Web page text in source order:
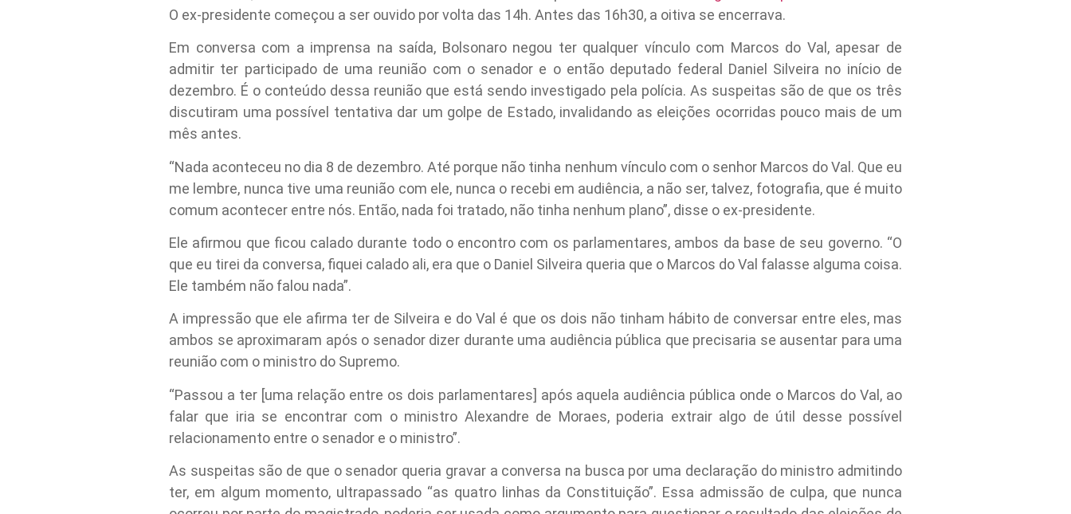
O ex-presidente começou a ser ouvido por volta das 14h. Antes das 16h30, a oitiva se encerrava.
Em conversa com a imprensa na saída, Bolsonaro negou ter qualquer vínculo com Marcos do Val, apesar de
admitir ter participado de uma reunião com o senador e o então deputado federal Daniel Silveira no início de
dezembro. É o conteúdo dessa reunião que está sendo investigado pela polícia. As suspeitas são de que os três
discutiram uma possível tentativa dar um golpe de Estado, invalidando as eleições ocorridas pouco mais de um
mês antes.
“Nada aconteceu no dia 8 de dezembro. Até porque não tinha nenhum vínculo com o senhor Marcos do Val. Que eu
me lembre, nunca tive uma reunião com ele, nunca o recebi em audiência, a não ser, talvez, fotografia, que é muito
comum acontecer entre nós. Então, nada foi tratado, não tinha nenhum plano”, disse o ex-presidente.
Ele afirmou que ficou calado durante todo o encontro com os parlamentares, ambos da base de seu governo. “O
que eu tirei da conversa, fiquei calado ali, era que o Daniel Silveira queria que o Marcos do Val falasse alguma coisa.
Ele também não falou nada”.
A impressão que ele afirma ter de Silveira e do Val é que os dois não tinham hábito de conversar entre eles, mas
ambos se aproximaram após o senador dizer durante uma audiência pública que precisaria se ausentar para uma
reunião com o ministro do Supremo.
“Passou a ter [uma relação entre os dois parlamentares] após aquela audiência pública onde o Marcos do Val, ao
falar que iria se encontrar com o ministro Alexandre de Moraes, poderia extrair algo de útil desse possível
relacionamento entre o senador e o ministro”.
As suspeitas são de que o senador queria gravar a conversa na busca por uma declaração do ministro admitindo
ter, em algum momento, ultrapassado “as quatro linhas da Constituição”. Essa admissão de culpa, que nunca